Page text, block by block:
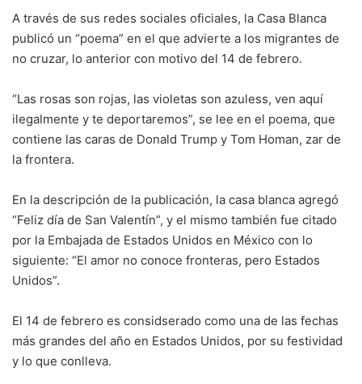
A través de sus redes sociales oficiales, la Casa Blanca
publicó un “poema” en el que advierte a los migrantes de
no cruzar, lo anterior con motivo del 14 de febrero.
“Las rosas son rojas, las violetas son azuless, ven aquí
ilegalmente y te deportaremos”, se lee en el poema, que
contiene las caras de Donald Trump y Tom Homan, zar de
la frontera.
En la descripción de la publicación, la casa blanca agregó
“Feliz día de San Valentín”, y el mismo también fue citado
por la Embajada de Estados Unidos en México con lo
siguiente: “El amor no conoce fronteras, pero Estados
Unidos”.
El 14 de febrero es considserado como una de las fechas
más grandes del año en Estados Unidos, por su festividad
y lo que conlleva.